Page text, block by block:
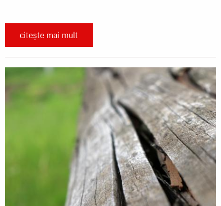
citește mai mult